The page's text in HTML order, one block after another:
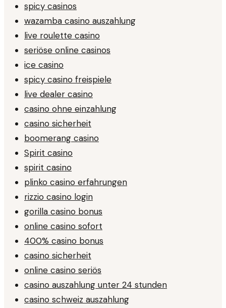
spicy casinos
wazamba casino auszahlung
live roulette casino
seriöse online casinos
ice casino
spicy casino freispiele
live dealer casino
casino ohne einzahlung
casino sicherheit
boomerang casino
Spirit casino
spirit casino
plinko casino erfahrungen
rizzio casino login
gorilla casino bonus
online casino sofort
400% casino bonus
casino sicherheit
online casino seriös
casino auszahlung unter 24 stunden
casino schweiz auszahlung